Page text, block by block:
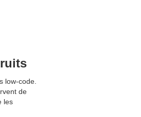
low-code.
de
les